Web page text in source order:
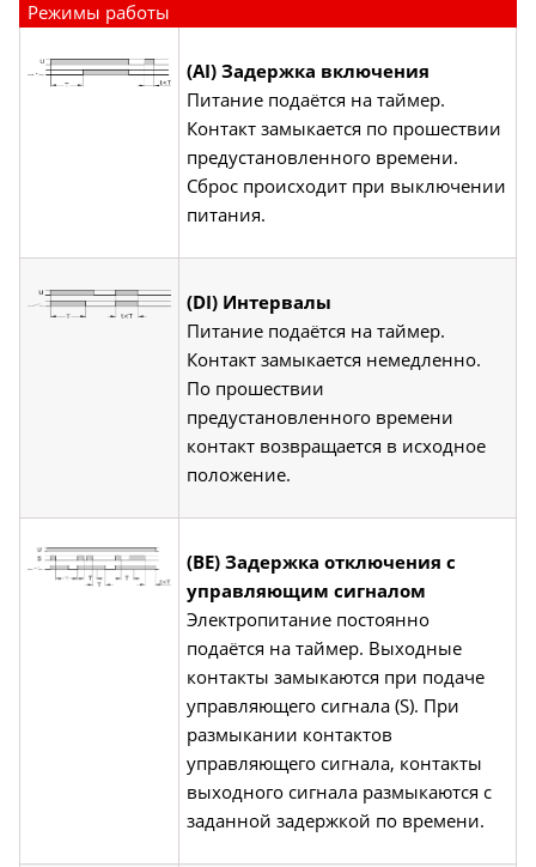
Режимы работы
(AI) Задержка включения
Питание подаётся на таймер.
Контакт замыкается по прошествии
предустановленного времени.
Сброс происходит при выключении
питания.
(DI) Интервалы
Питание подаётся на таймер.
Контакт замыкается немедленно.
По прошествии
предустановленного времени
контакт возвращается в исходное
положение.
(BE) Задержка отключения с
управляющим сигналом
Электропитание постоянно
подаётся на таймер. Выходные
контакты замыкаются при подаче
управляющего сигнала (S). При
размыкании контактов
управляющего сигнала, контакты
выходного сигнала размыкаются с
заданной задержкой по времени.